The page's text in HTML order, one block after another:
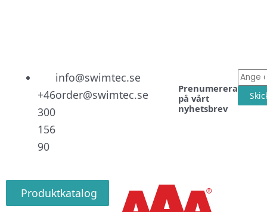
+46
300
156
90
info@swimtec.se
order@swimtec.se
Prenumerera
på vårt
nyhetsbrev
E-
post
Produktkatalog